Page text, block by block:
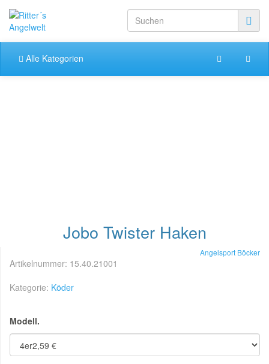
Alle Kategorien
Jobo Twister Haken
Angelsport Böcker
Artikelnummer: 15.40.21001
Kategorie: Köder
Modell.